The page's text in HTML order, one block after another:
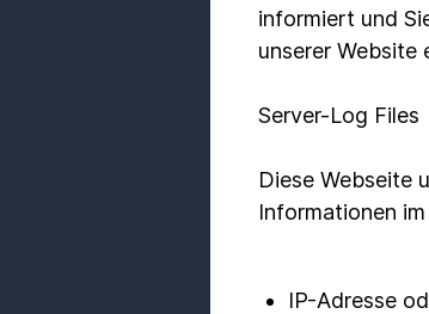
informiert und
unserer Website
Server-Log Files
Diese Webseite
Informationen
IP-Adresse